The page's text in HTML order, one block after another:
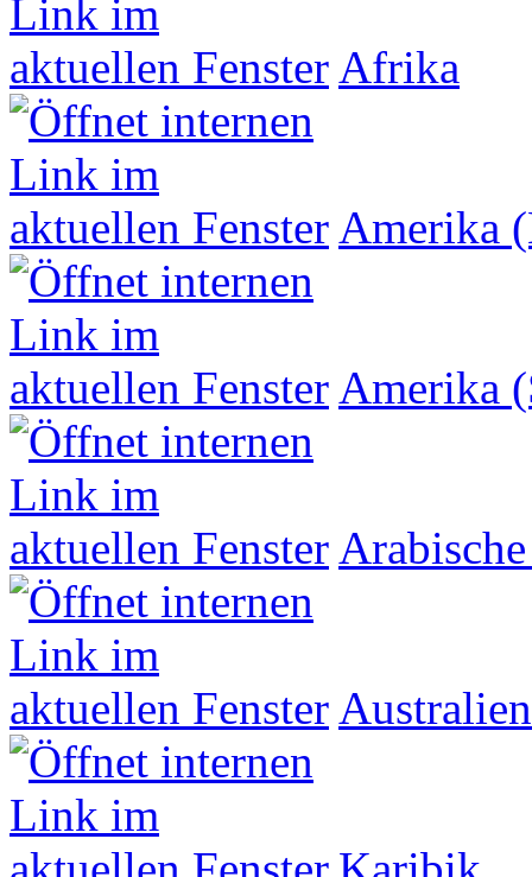
Afrika
Amerika
Amerika
Australien